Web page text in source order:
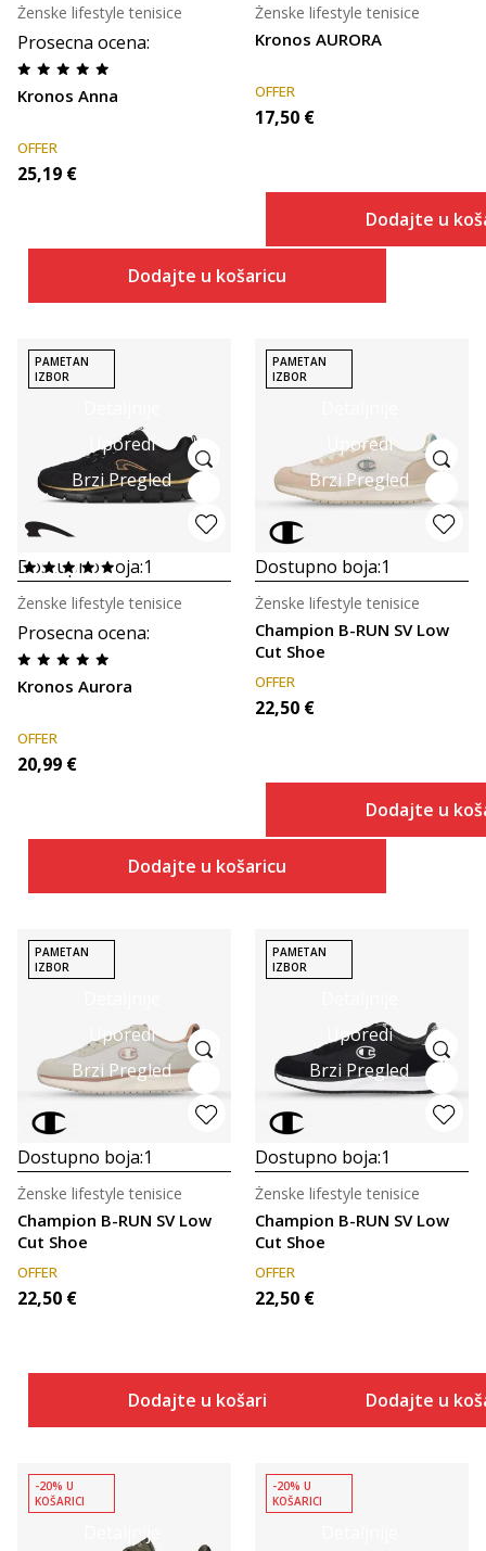
Prosecna ocena:
Kronos Anna
Ženske lifestyle tenisice
OFFER
25,19 €
Dodajte u košaricu
Kronos AURORA
Ženske lifestyle tenisice
OFFER
17,50 €
Dodajte u
Uporedi
Brzi Pregled
PAMETAN
IZBOR
Dostupno boja:1
Prosecna ocena:
Kronos Aurora
Ženske lifestyle tenisice
OFFER
20,99 €
Dodajte u košaricu
Uporedi
Brzi Pregled
PAMETAN
IZBOR
Dostupno boja:1
Champion B-RUN SV Low
Cut Shoe
Ženske lifestyle tenisice
OFFER
22,50 €
Dodajte u
Uporedi
Brzi Pregled
PAMETAN
IZBOR
Dostupno boja:1
Champion B-RUN SV Low
Cut Shoe
Ženske lifestyle tenisice
OFFER
22,50 €
Dodajte u košaricu
Uporedi
Brzi Pregled
PAMETAN
IZBOR
Dostupno boja:1
Champion B-RUN SV Low
Cut Shoe
Ženske lifestyle tenisice
OFFER
22,50 €
Dodajte u
Detaljnije
-20% U
KOŠARICI
-20% U
KOŠARICI